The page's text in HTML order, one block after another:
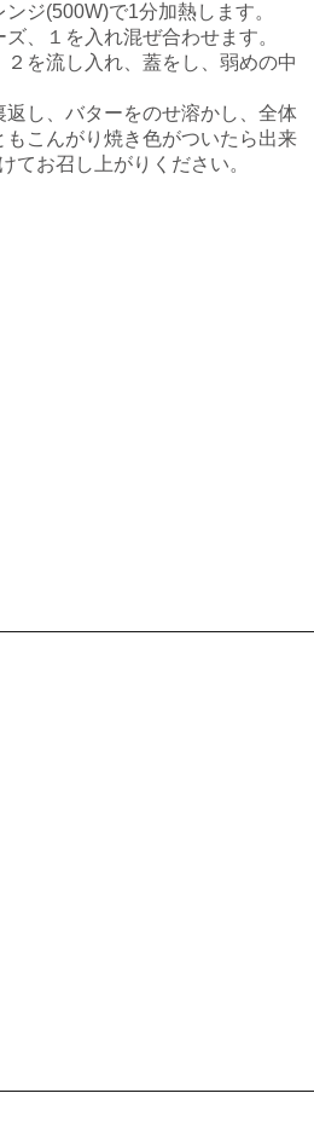
ジ(500W)で1分加熱します。
、１を入れ混ぜ合わせます。
を流し入れ、蓋をし、弱めの中
し、バターをのせ溶かし、全体
こんがり焼き色がついたら出来
てお召し上がりください。